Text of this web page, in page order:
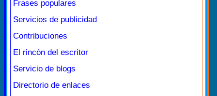
Frases populares
Servicios de publicidad
Contribuciones
El rincón del escritor
Servicio de blogs
Directorio de enlaces